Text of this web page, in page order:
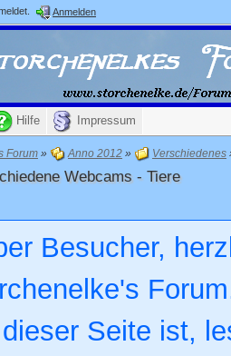
Anmelden
Hilfe Impressum
Forum » Anno 2012 » Verschiedenes
Webcams - Tiere
Besucher,
Seite ist,